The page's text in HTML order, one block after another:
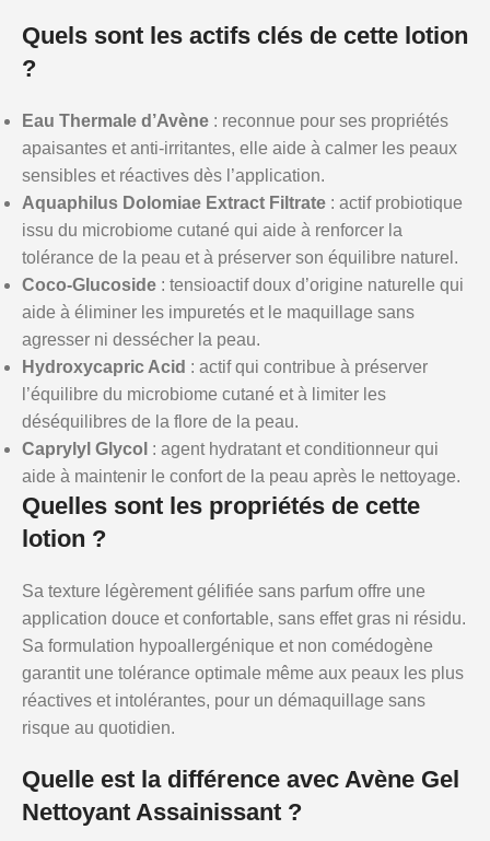
Quels sont les actifs clés de cette lotion
?
Eau Thermale d’Avène : reconnue pour ses propriétés
apaisantes et anti-irritantes, elle aide à calmer les peaux
sensibles et réactives dès l’application.
Aquaphilus Dolomiae Extract Filtrate : actif probiotique
issu du microbiome cutané qui aide à renforcer la
tolérance de la peau et à préserver son équilibre naturel.
Coco-Glucoside : tensioactif doux d’origine naturelle qui
aide à éliminer les impuretés et le maquillage sans
agresser ni dessécher la peau.
Hydroxycapric Acid : actif qui contribue à préserver
l’équilibre du microbiome cutané et à limiter les
déséquilibres de la flore de la peau.
Caprylyl Glycol : agent hydratant et conditionneur qui
aide à maintenir le confort de la peau après le nettoyage.
Quelles sont les propriétés de cette
lotion ?
Sa texture légèrement gélifiée sans parfum offre une
application douce et confortable, sans effet gras ni résidu.
Sa formulation hypoallergénique et non comédogène
garantit une tolérance optimale même aux peaux les plus
réactives et intolérantes, pour un démaquillage sans
risque au quotidien.
Quelle est la différence avec Avène Gel
Nettoyant Assainissant ?